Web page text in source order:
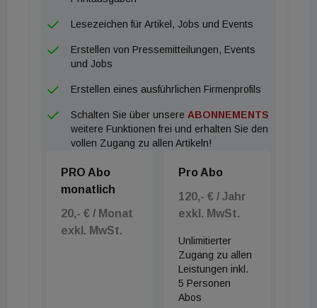
Lesezeichen für Artikel, Jobs und Events
Erstellen von Pressemitteilungen, Events
und Jobs
Erstellen eines ausführlichen Firmenprofils
Schalten Sie über unsere ABONNEMENTS
weitere Funktionen frei und erhalten Sie den
vollen Zugang zu allen Artikeln!
PRO Abo
monatlich
20,- € / Monat
exkl. MwSt.
Pro Abo
120,- € / Jahr
exkl. MwSt.
Unlimitierter
Zugang zu allen
Leistungen inkl.
5 Personen
Abos